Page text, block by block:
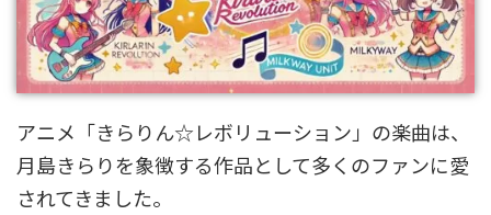
アニメ「きらりん☆レボリューション」の楽曲は、
月島きらりを象徴する作品として多くのファンに愛
されてきました。